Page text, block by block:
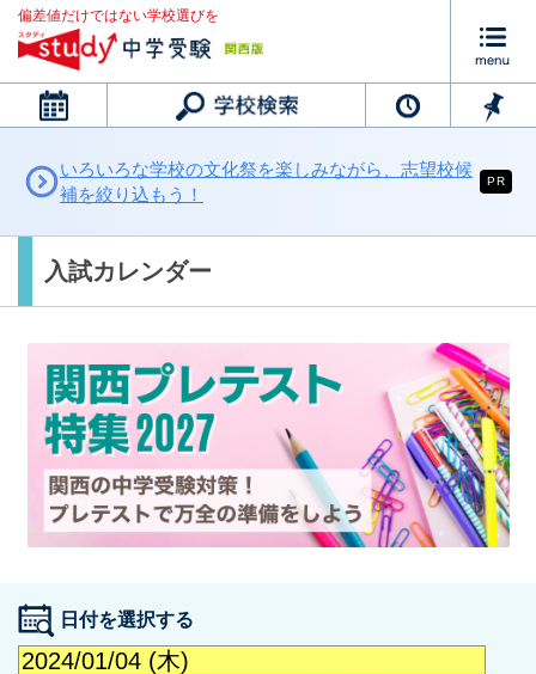
偏差値だけではない学校選びを
カレンダー
いろいろな学校の文化祭を楽しみながら、志望校候
補を絞り込もう！
PR
入試カレンダー
日付を選択する